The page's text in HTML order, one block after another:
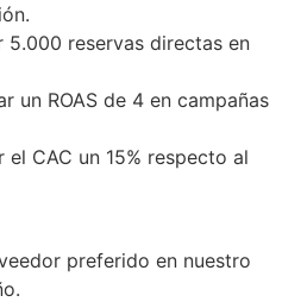
5.000 reservas directas en
un ROAS de 4 en campañas
el CAC un 15% respecto al
preferido en nuestro